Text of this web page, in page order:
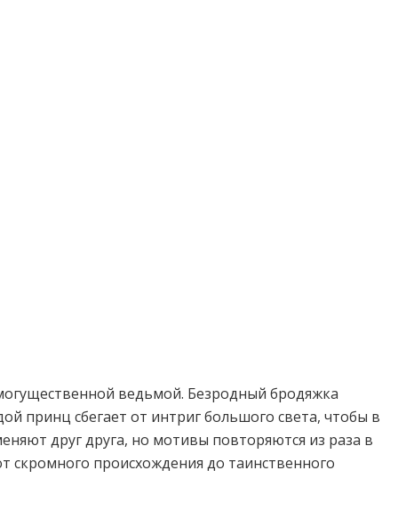
ведьмой. Безродный бродяжка
принц сбегает от интриг большого света, чтобы в
друг друга, но мотивы повторяются из раза в
скромного происхождения до таинственного